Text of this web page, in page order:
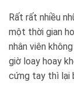
Rất rất nhiều
một thời gian
nhân viên
giờ loay hoay
cứng tay thì lại